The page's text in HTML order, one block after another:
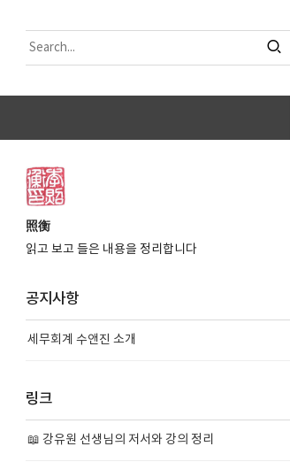
照衡
읽고 보고 들은 내용을 정리합니다
공지사항
세무회계 수앤진 소개
링크
📖 강유원 선생님의 저서와 강의 정리